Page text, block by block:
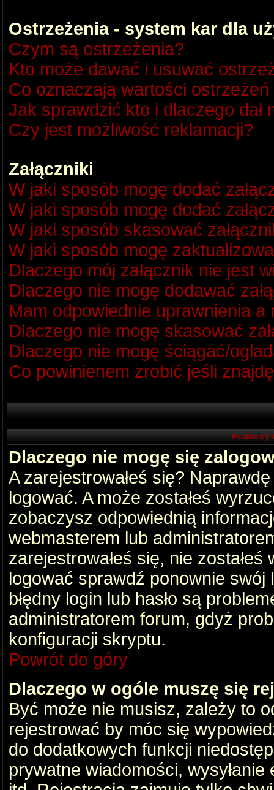
Ostrzeżenia - system kar dla
Czym są ostrzeżenia?
Kto może dawać i usuwać
Co oznaczają wartości
Jak sprawdzić kto i dlaczego dał
Czy jest możliwość reklamacji?
Załączniki
W jaki sposób mogę dodać
W jaki sposób mogę dodać
W jaki sposób skasować
W jaki sposób mogę
Dlaczego mój załącznik nie jest
Dlaczego nie mogę dodawać
Mam odpowiednie uprawnienia a
Dlaczego nie mogę skasować
Dlaczego nie mogę ściągać/
Co powinienem zrobić jeśli
Problemy
Dlaczego nie mogę się
A zarejestrowałeś się?
logować. A może zostałeś
zobaczysz odpowiednią
webmasterem lub
zarejestrowałeś się, nie
logować sprawdź ponownie swój
błędny login lub hasło są
administratorem forum, gdyż
konfiguracji skryptu.
Powrót do góry
Dlaczego w ogóle muszę się
Być może nie musisz, zależy to
rejestrować by móc się
do dodatkowych funkcji
prywatne wiadomości,